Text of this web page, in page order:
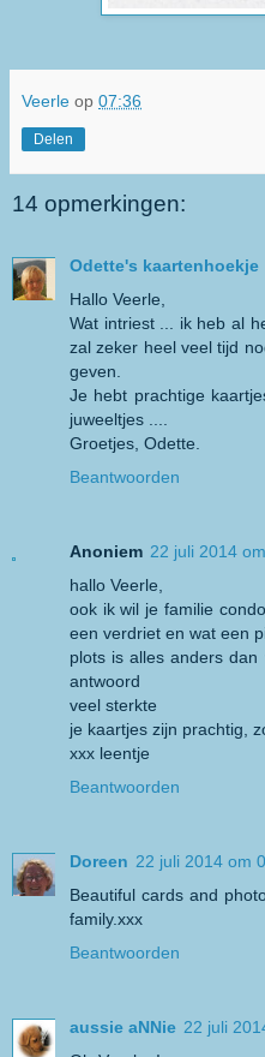
Veerle op 07:36
Delen
14 opmerkingen:
Odette's kaartenhoekje
Hallo Veerle,
Wat intriest ... ik heb al
zal zeker heel veel tijd
geven.
Je hebt prachtige
juweeltjes ....
Groetjes, Odette.
Beantwoorden
Anoniem 22 juli 2014
hallo Veerle,
ook ik wil je familie
een verdriet en wat een
plots is alles anders
antwoord
veel sterkte
je kaartjes zijn prachtig,
xxx leentje
Beantwoorden
Doreen 22 juli 2014 om
Beautiful cards and
family.xxx
Beantwoorden
aussie aNNie 22 juli